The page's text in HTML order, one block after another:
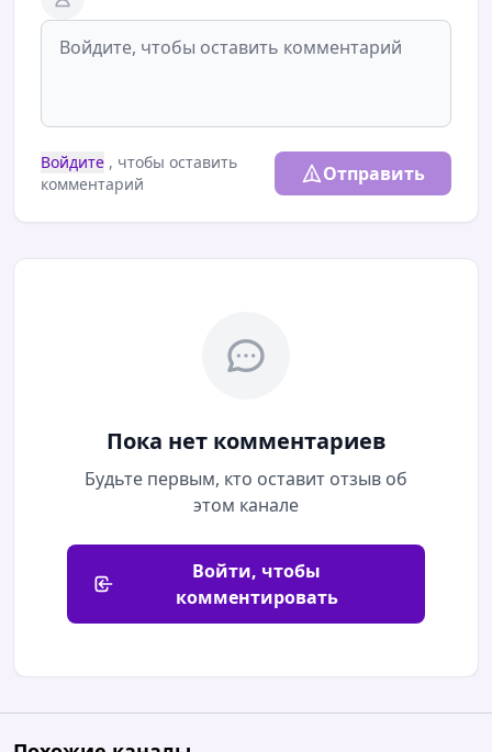
Войдите , чтобы оставить
комментарий
Отправить
Пока нет комментариев
Будьте первым, кто оставит отзыв об
этом канале
Войти, чтобы
комментировать